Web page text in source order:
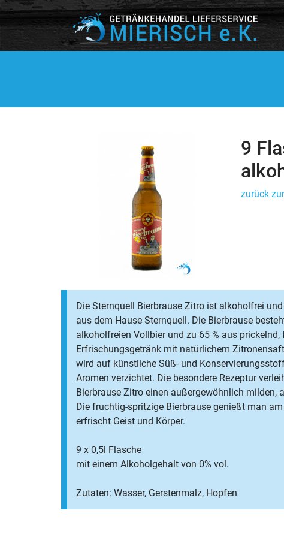
9
zurück
Die Sternquell Bierbrause Zitro ist alkoholfrei
aus dem Hause Sternquell. Die Bierbrause
alkoholfreien Vollbier und zu 65 % aus prickelnd,
Erfrischungsgetränk mit natürlichem
wird auf künstliche Süß- und
Aromen verzichtet. Die besondere Rezeptur
Bierbrause Zitro einen außergewöhnlich milden,
Die fruchtig-spritzige Bierbrause genießt man
erfrischt Geist und Körper.
9 x 0,5l Flasche
mit einem Alkoholgehalt von 0% vol.
Zutaten: Wasser, Gerstenmalz, Hopfen